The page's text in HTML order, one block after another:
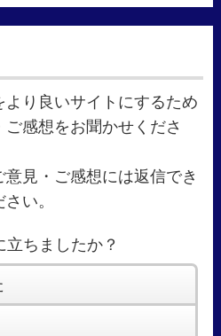
り良いサイトにするため
感想をお聞かせくださ
見・ご感想には返信でき
い。
ちましたか？